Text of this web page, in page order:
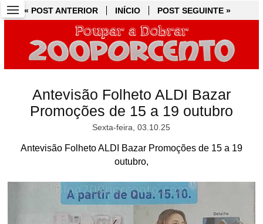
« POST ANTERIOR INÍCIO POST SEGUINTE »
Antevisão Folheto ALDI Bazar
Promoções de 15 a 19 outubro
Sexta-feira, 03.10.25
Antevisão Folheto ALDI Bazar Promoções de 15 a 19
outubro,
« POST ANTERIOR INÍCIO POST SEGUINTE »